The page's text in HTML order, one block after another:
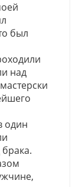
был
над
один